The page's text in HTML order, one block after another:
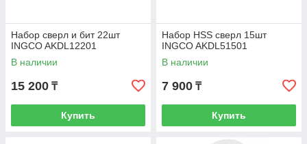
Набор сверл и бит 22шт
INGCO AKDL12201
В наличии
15 200 ₸
Купить
Набор HSS сверл 15шт
INGCO AKDL51501
В наличии
7 900 ₸
Купить